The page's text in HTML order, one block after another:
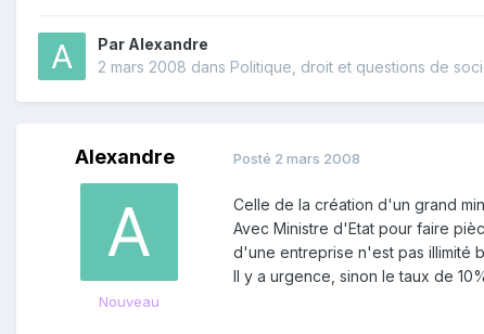
Par Alexandre
2 mars 2008 dans Politique, droit et questions de
Alexandre
Nouveau
Posté 2 mars 2008
Celle de la création d'un grand
Avec Ministre d'Etat pour faire
d'une entreprise n'est pas illimité
Il y a urgence, sinon le taux de